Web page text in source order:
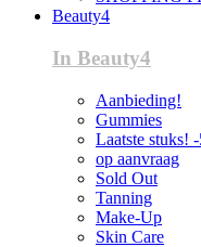
Beauty4
In Beauty4
Aanbieding!
Gummies
Laatste stuks!
op aanvraag
Sold Out
Tanning
Make-Up
Skin Care